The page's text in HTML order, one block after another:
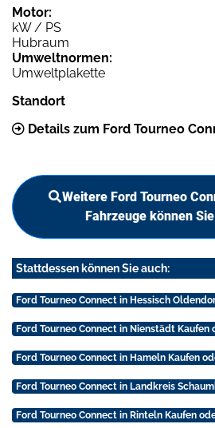
Motor:
kW / PS
Hubraum
Umweltnormen:
Umweltplakette
Standort
Details zum Ford Tourneo
Weitere Ford Tourneo
Fahrzeuge können
Stattdessen können Sie auch:
Ford Tourneo Connect in Hessisch
Ford Tourneo Connect in Nienstädt Kaufen
Ford Tourneo Connect in Hameln Kaufen
Ford Tourneo Connect in Landkreis
Ford Tourneo Connect in Rinteln Kaufen